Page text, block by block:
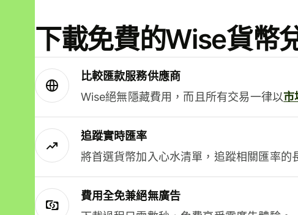
下載免費的Wise貨幣
比較匯款服務供應商
Wise絕無隱藏費用，而且所有交易一律以市
追蹤實時匯率
將首選貨幣加入心水清單，追蹤相關匯率的
費用全免兼絕無廣告